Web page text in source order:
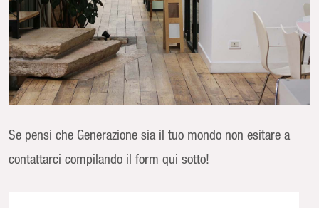
Se pensi che Generazione sia il tuo mondo non esitare a
contattarci compilando il form qui sotto!